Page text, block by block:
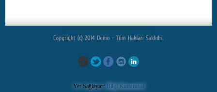
Yer Sağlayıcı: Bilgi Kurumsal